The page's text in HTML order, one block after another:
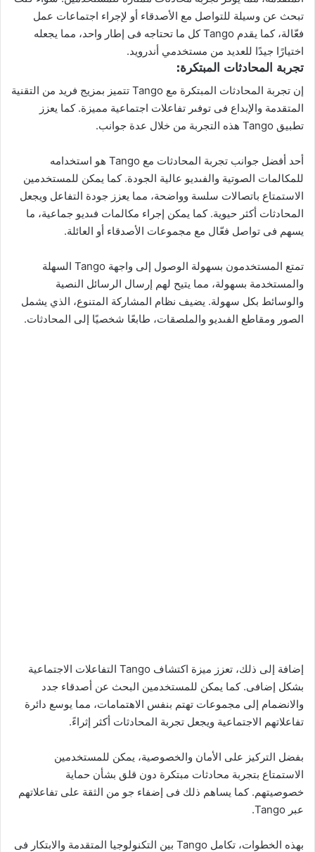
تبحث عن وسيلة للتواصل مع الأصدقاء أو لإجراء اجتماعات عمل
فعّالة، كما يقدم Tango كل ما تحتاجه فى إطار واحد، مما يجعله
اختيارًا جيدًا للعديد من مستخدمي أندرويد.
تجربة المحادثات المبتكرة:
إن تجربة المحادثات المبتكرة مع Tango تتميز بمزيج فريد من التقنية
المتقدمة والإبداع فى توفىر تفاعلات اجتماعية مميزة. كما يعزز
تطبيق Tango هذه التجربة من خلال عدة جوانب.
أحد أفضل جوانب تجربة المحادثات مع Tango هو استخدامه
للمكالمات الصوتية والفىديو عالية الجودة. كما يمكن للمستخدمين
الاستمتاع باتصالات سلسة وواضحة، مما يعزز جودة التفاعل ويجعل
المحادثات أكثر حيوية. كما يمكن إجراء مكالمات فىديو جماعية، ما
يسهم فى تواصل فعّال مع مجموعات الأصدقاء أو العائلة.
تمتع المستخدمون بسهولة الوصول إلى واجهة Tango السهلة
والمستخدمة بسهولة، مما يتيح لهم إرسال الرسائل النصية
والوسائط بكل سهولة. يضيف نظام المشاركة المتنوع، الذي يشمل
الصور ومقاطع الفىديو والملصقات، طابعًا شخصيًا إلى المحادثات.
إضافة إلى ذلك، تعزز ميزة اكتشاف Tango التفاعلات الاجتماعية
بشكل إضافى. كما يمكن للمستخدمين البحث عن أصدقاء جدد
والانضمام إلى مجموعات تهتم بنفس الاهتمامات، مما يوسع دائرة
تفاعلاتهم الاجتماعية ويجعل تجربة المحادثات أكثر إثراءً.
بفضل التركيز على الأمان والخصوصية، يمكن للمستخدمين
الاستمتاع بتجربة محادثات مبتكرة دون قلق بشأن حماية
خصوصيتهم. كما يساهم ذلك فى إضفاء جو من الثقة على تفاعلاتهم
عبر Tango.
بهذه الخطوات، تكامل Tango بين التكنولوجيا المتقدمة والابتكار فى